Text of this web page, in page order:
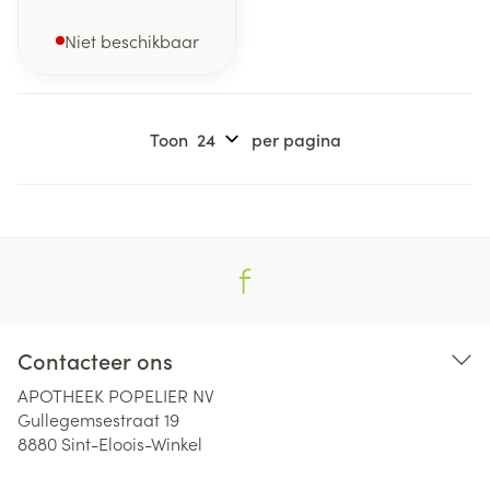
Niet beschikbaar
Toon per pagina
Contacteer ons
APOTHEEK POPELIER NV
Gullegemsestraat 19
8880 Sint-Eloois-Winkel